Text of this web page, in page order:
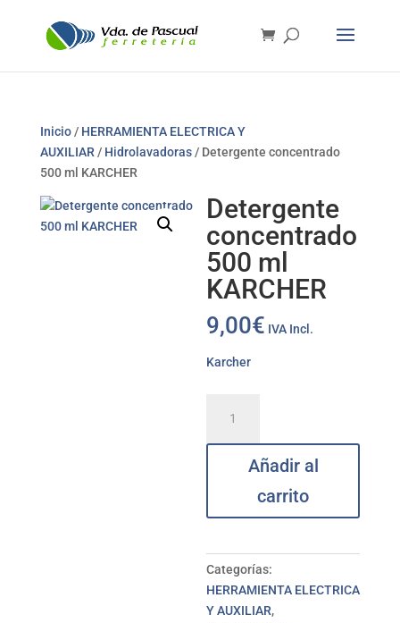
Inicio/ HERRAMIENTA ELECTRICA Y
AUXILIAR / Hidrolavadoras/ Detergente concentrado
500 ml KARCHER
Detergente
concentrado
500 ml
KARCHER
9,00€ IVA Incl.
Karcher
concentrado
500
Añadir al
carrito
Categorías:
HERRAMIENTA ELECTRICA
Y AUXILIAR,